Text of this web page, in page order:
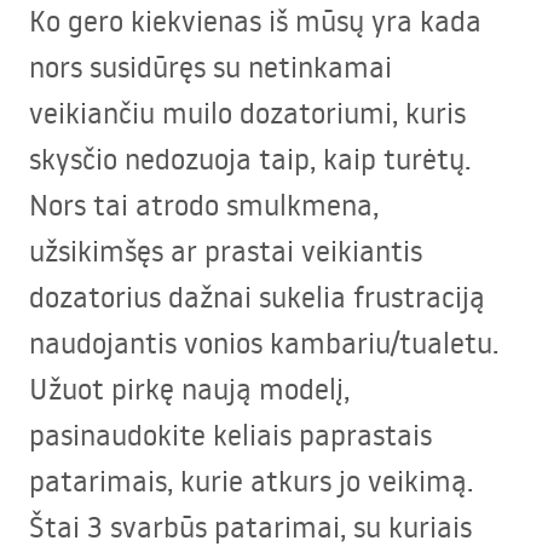
Ko gero kiekvienas iš mūsų yra kada
nors susidūręs su netinkamai
veikiančiu muilo dozatoriumi, kuris
skysčio nedozuoja taip, kaip turėtų.
Nors tai atrodo smulkmena,
užsikimšęs ar prastai veikiantis
dozatorius dažnai sukelia frustraciją
naudojantis vonios kambariu/tualetu.
Užuot pirkę naują modelį,
pasinaudokite keliais paprastais
patarimais, kurie atkurs jo veikimą.
Štai 3 svarbūs patarimai, su kuriais